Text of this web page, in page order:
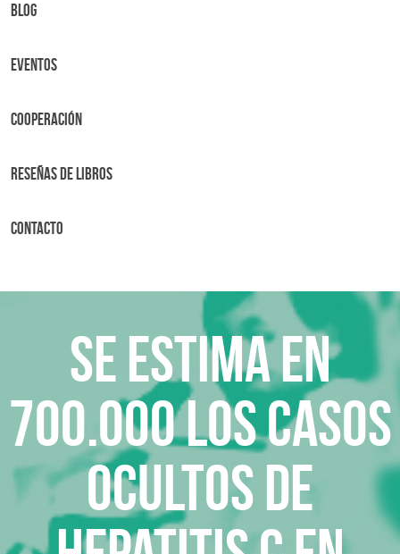
BLOG
Eventos
Cooperación
Reseñas de libros
Contacto
Se estima en
700.000 los casos
ocultos de